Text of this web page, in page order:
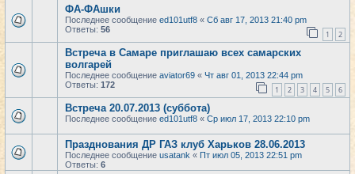
ФА-ФАшки
Последнее сообщение ed101utf8 « Сб авг 17, 2013 21:40 pm
Ответы: 56 1 2
Встреча в Самаре приглашаю всех самарских
волгарей
Последнее сообщение aviator69 « Чт авг 01, 2013 22:44 pm
Ответы: 172 1 2 3 4 5 6
Встреча 20.07.2013 (суббота)
Последнее сообщение ed101utf8 « Ср июл 17, 2013 22:10 pm
Празднования ДР ГАЗ клуб Харьков 28.06.2013
Последнее сообщение usatank « Пт июл 05, 2013 22:51 pm
Ответы: 6